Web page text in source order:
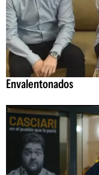
Envalentonados